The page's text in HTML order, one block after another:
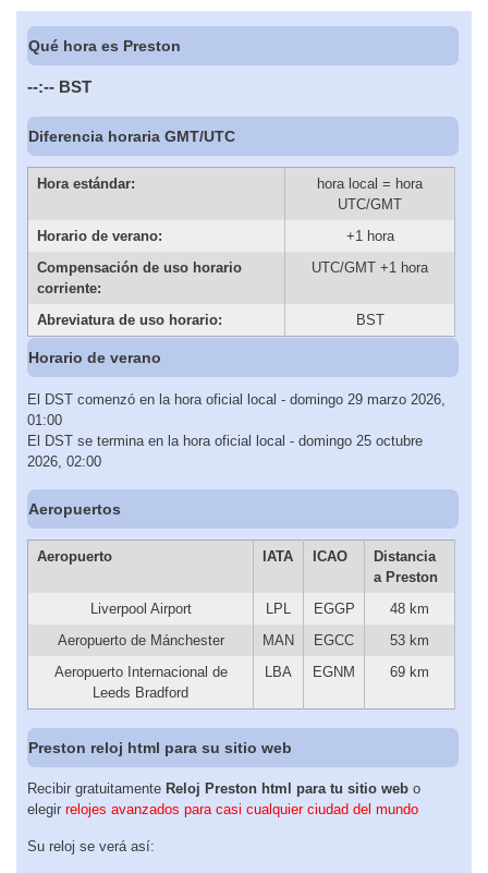
Qué hora es Preston
--:-- BST
Diferencia horaria GMT/UTC
Hora estándar:
hora local = hora
UTC/GMT
Horario de verano:
+1 hora
Compensación de uso horario
corriente:
UTC/GMT +1 hora
Abreviatura de uso horario: BST
Horario de verano
El DST comenzó en la hora oficial local - domingo 29 marzo 2026,
01:00
El DST se termina en la hora oficial local - domingo 25 octubre
2026, 02:00
Aeropuertos
Aeropuerto IATA ICAO
Distancia
a Preston
Liverpool Airport
LPL EGGP
48 km
Aeropuerto de Mánchester
MAN EGCC
53 km
Aeropuerto Internacional de
Leeds Bradford
LBA EGNM 69 km
Preston reloj html para su sitio web
Recibir gratuitamente Reloj Preston html para tu sitio web o
elegir relojes avanzados para casi cualquier ciudad del mundo
Su reloj se verá así: